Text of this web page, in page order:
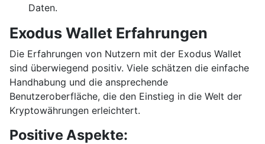
Daten.
Exodus Wallet Erfahrungen
Die Erfahrungen von Nutzern mit der Exodus Wallet
sind überwiegend positiv. Viele schätzen die einfache
Handhabung und die ansprechende
Benutzeroberfläche, die den Einstieg in die Welt der
Kryptowährungen erleichtert.
Positive Aspekte: